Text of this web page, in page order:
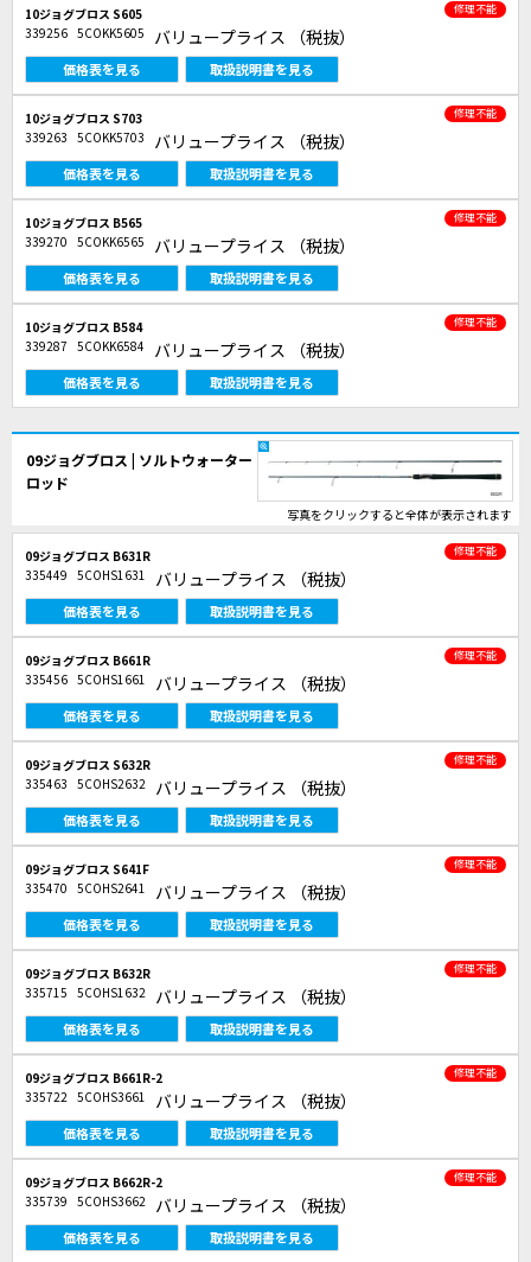
10ジョグブロス S605 修理不能
339256 5COKK5605 バリュープライス （税抜）
価格表を見る 取扱説明書を見る
10ジョグブロス S703 修理不能
339263 5COKK5703 バリュープライス （税抜）
価格表を見る 取扱説明書を見る
10ジョグブロス B565 修理不能
339270 5COKK6565 バリュープライス （税抜）
価格表を見る 取扱説明書を見る
10ジョグブロス B584 修理不能
339287 5COKK6584 バリュープライス （税抜）
価格表を見る 取扱説明書を見る
09ジョグブロス | ソルトウォーター
ロッド
写真をクリックすると全体が表示されます
09ジョグブロス B631R 修理不能
335449 5COHS1631 バリュープライス （税抜）
価格表を見る 取扱説明書を見る
09ジョグブロス B661R 修理不能
335456 5COHS1661 バリュープライス （税抜）
価格表を見る 取扱説明書を見る
09ジョグブロス S632R 修理不能
335463 5COHS2632 バリュープライス （税抜）
価格表を見る 取扱説明書を見る
09ジョグブロス S641F 修理不能
335470 5COHS2641 バリュープライス （税抜）
価格表を見る 取扱説明書を見る
09ジョグブロス B632R 修理不能
335715 5COHS1632 バリュープライス （税抜）
価格表を見る 取扱説明書を見る
09ジョグブロス B661R-2 修理不能
335722 5COHS3661 バリュープライス （税抜）
価格表を見る 取扱説明書を見る
09ジョグブロス B662R-2 修理不能
335739 5COHS3662 バリュープライス （税抜）
価格表を見る 取扱説明書を見る